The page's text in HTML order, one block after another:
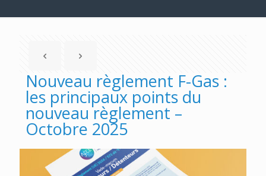
Nouveau règlement F-Gas :
les principaux points du
nouveau règlement –
Octobre 2025